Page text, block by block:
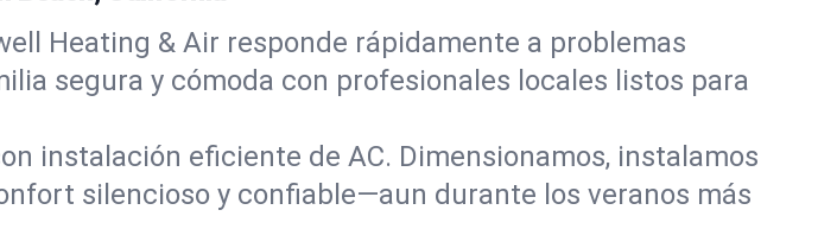
Heating & Air responde rápidamente a problemas
segura y cómoda con profesionales locales listos para
instalación eficiente de AC. Dimensionamos, instalamos
silencioso y confiable—aun durante los veranos más